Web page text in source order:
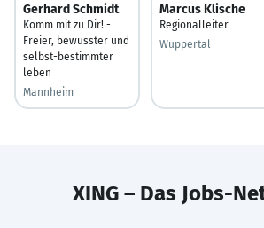
Gerhard Schmidt
Komm mit zu Dir! -
Freier, bewusster und
selbst-bestimmter
leben
Mannheim
Marcus Klische
Regionalleiter
Wuppertal
XING – Das Jobs-